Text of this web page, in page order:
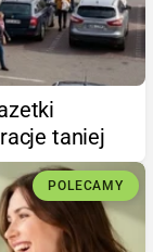
taniej
POLECAMY